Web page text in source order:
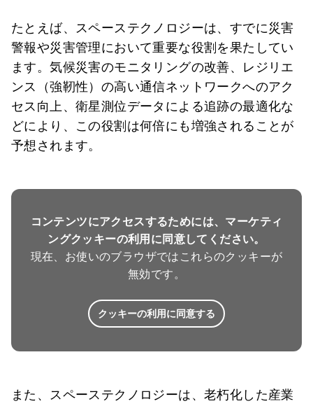
たとえば、スペーステクノロジーは、すでに災害
警報や災害管理において重要な役割を果たしてい
ます。気候災害のモニタリングの改善、レジリエ
ンス（強靭性）の高い通信ネットワークへのアク
セス向上、衛星測位データによる追跡の最適化な
どにより、この役割は何倍にも増強されることが
予想されます。
コンテンツにアクセスするためには、マーケティ
ングクッキーの利用に同意してください。
現在、お使いのブラウザではこれらのクッキーが
無効です。
クッキーの利用に同意する
また、スペーステクノロジーは、老朽化した産業